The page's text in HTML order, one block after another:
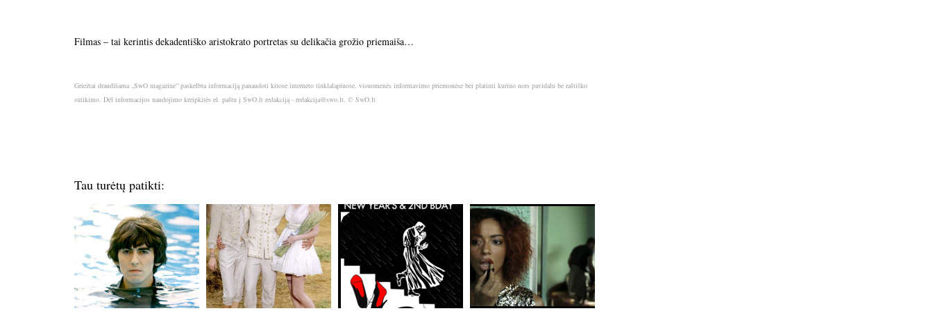
Filmas – tai kerintis dekadentiško aristokrato portretas su delikačia grožio priemaiša…
Griežtai draudžiama „SwO magazine“ paskelbta informaciją panaudoti kitose interneto tinklalapiuose, visuomenės informavimo priemonėse bei platinti kuriuo nors pavidalu be raštiško
sutikimo. Dėl informacijos naudojimo kreipkitės el. paštu į SwO.lt redakciją - redakcija@swo.lt. © SwO.lt
Tau turėtų patikti: